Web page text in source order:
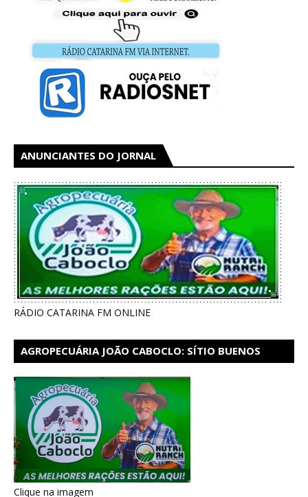
ANUNCIANTES DO JORNAL
RÁDIO CATARINA FM ONLINE
AGROPECUÁRIA JOÃO CABOCLO: SÍTIO BUENOS
Clique na imagem